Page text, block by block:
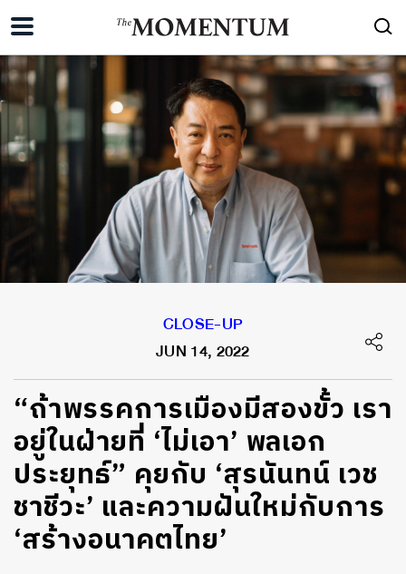
CLOSE-UP
JUN 14, 2022
“ถ้าพรรคการเมืองมีสองขั้ว เรา
อยู่ในฝ่ายที่ ‘ไม่เอา’ พลเอก
ประยุทธ์” คุยกับ ‘สุรนันทน์ เวช
ชาชีวะ’ และความฝันใหม่กับการ
‘สร้างอนาคตไทย’